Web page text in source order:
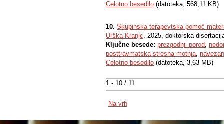
1 - 10 / 11
Celotno besedilo (datoteka, 568,11 KB)
10. Skupinska terapevtska pomoč
Urška Kranjc, 2025, doktorska
Ključne besede: prezgodnji porod,
posttravmatska stresna motnja,
Celotno besedilo (datoteka, 3,63 MB)
Na vrh